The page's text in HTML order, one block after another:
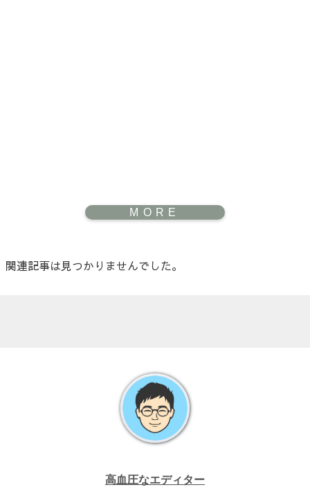
関連記事は見つかりませんでした。
高血圧なエディター